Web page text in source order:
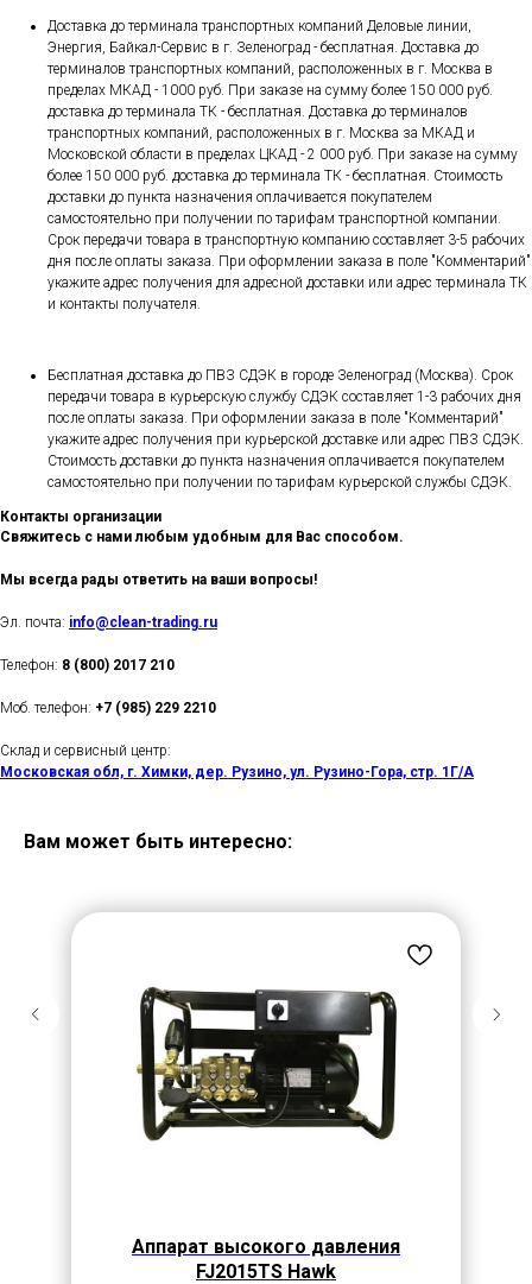
Доставка до терминала транспортных компаний Деловые линии,
Энергия, Байкал-Сервис в г. Зеленоград - бесплатная. Доставка до
терминалов транспортных компаний, расположенных в г. Москва в
пределах МКАД - 1000 руб. При заказе на сумму более 150 000 руб.
доставка до терминала ТК - бесплатная. Доставка до терминалов
транспортных компаний, расположенных в г. Москва за МКАД и
Московской области в пределах ЦКАД - 2 000 руб. При заказе на сумму
более 150 000 руб. доставка до терминала ТК - бесплатная. Стоимость
доставки до пункта назначения оплачивается покупателем
самостоятельно при получении по тарифам транспортной компании.
Срок передачи товара в транспортную компанию составляет 3-5 рабочих
дня после оплаты заказа. При оформлении заказа в поле "Комментарий"
укажите адрес получения для адресной доставки или адрес терминала ТК
и контакты получателя.
Бесплатная доставка до ПВЗ СДЭК в городе Зеленоград (Москва). Срок
передачи товара в курьерскую службу СДЭК составляет 1-3 рабочих дня
после оплаты заказа. При оформлении заказа в поле "Комментарий"
укажите адрес получения при курьерской доставке или адрес ПВЗ СДЭК.
Стоимость доставки до пункта назначения оплачивается покупателем
самостоятельно при получении по тарифам курьерской службы СДЭК.
Контакты организации
Свяжитесь с нами любым удобным для Вас способом.
Мы всегда рады ответить на ваши вопросы!
Эл. почта: info@clean-trading.ru
Телефон: 8 (800) 2017 210
Моб. телефон: +7 (985) 229 2210
Склад и сервисный центр:
Московская обл, г. Химки, дер. Рузино, ул. Рузино-Гора, стр. 1Г/А
Вам может быть интересно:
Аппарат высокого давления
FJ2015TS Hawk